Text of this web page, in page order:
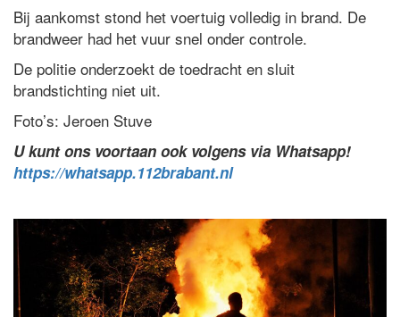
Bij aankomst stond het voertuig volledig in brand. De
brandweer had het vuur snel onder controle.
De politie onderzoekt de toedracht en sluit
brandstichting niet uit.
Foto’s: Jeroen Stuve
U kunt ons voortaan ook volgens via Whatsapp!
https://whatsapp.112brabant.nl